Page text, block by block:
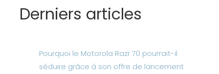
Derniers articles
Pourquoi le Motorola Razr 70 pourrait-il
séduire grâce à son offre de lancement